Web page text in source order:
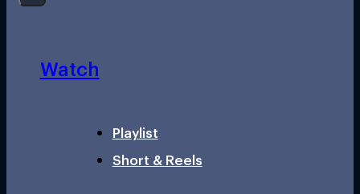
Watch
Playlist
Short & Reels